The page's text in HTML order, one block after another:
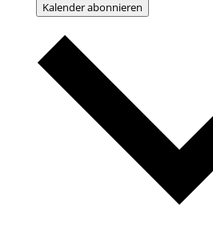
Kalender abonnieren